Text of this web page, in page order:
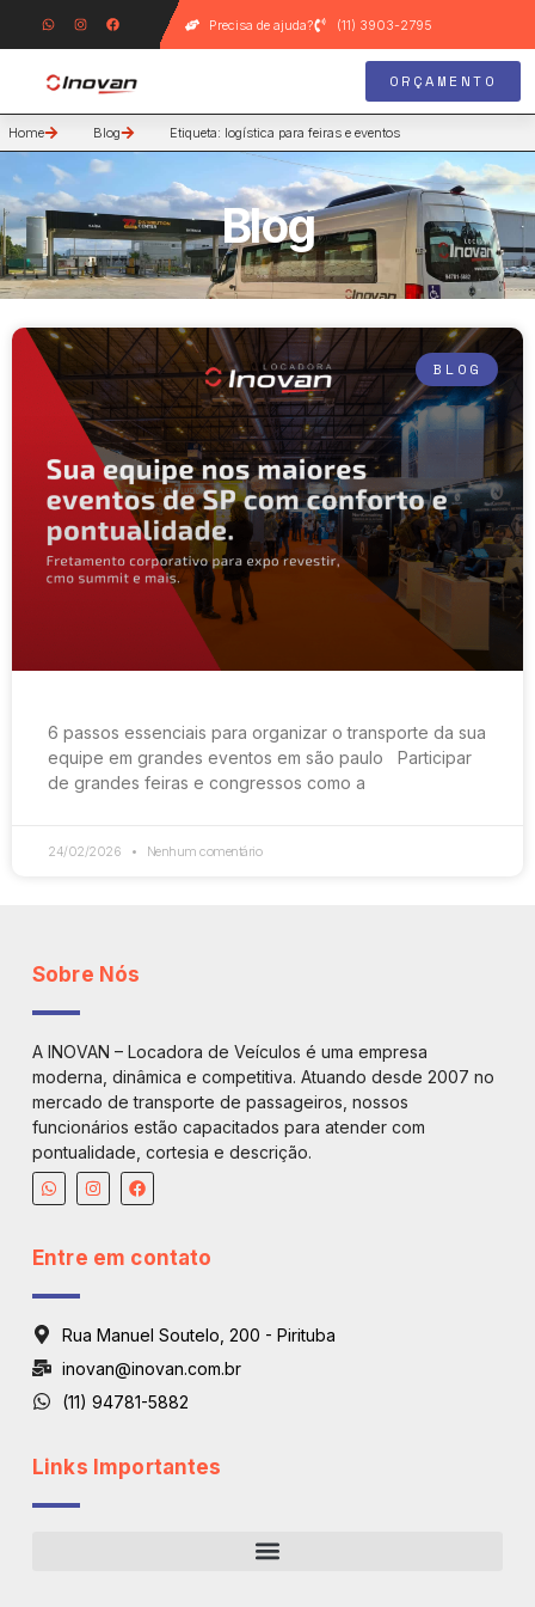
Precisa de ajuda? (11) 3903-2795
ORÇAMENTO
Home Blog Etiqueta: logística para feiras e eventos
Blog
BLOG
6 passos essenciais para organizar o transporte da sua
equipe em grandes eventos em são paulo Participar
de grandes feiras e congressos como a
24/02/2026 Nenhum comentário
Sobre Nós
A INOVAN – Locadora de Veículos é uma empresa
moderna, dinâmica e competitiva. Atuando desde 2007 no
mercado de transporte de passageiros, nossos
funcionários estão capacitados para atender com
pontualidade, cortesia e descrição.
Entre em contato
Rua Manuel Soutelo, 200 - Pirituba
inovan@inovan.com.br
(11) 94781-5882
Links Importantes